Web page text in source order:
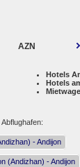
AZN
Hotels
Hotels
- Andijon
(Andizhan) - Andijon